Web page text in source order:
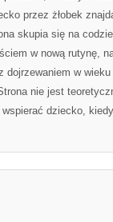
przez żłobek
skupia się na
w nową rutynę,
dojrzewaniem w
nie jest
dziecko,